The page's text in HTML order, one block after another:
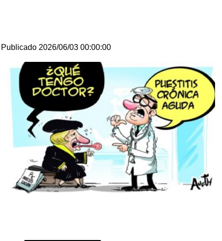
Publicado 2026/06/03 00:00:00